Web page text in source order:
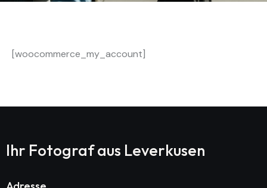
[woocommerce_my_account]
Ihr Fotograf aus Leverkusen